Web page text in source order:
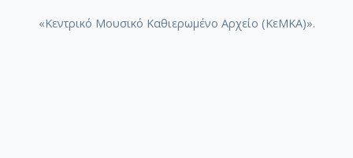
«Κεντρικό Μουσικό Καθιερωμένο Αρχείο (ΚεΜΚΑ)».